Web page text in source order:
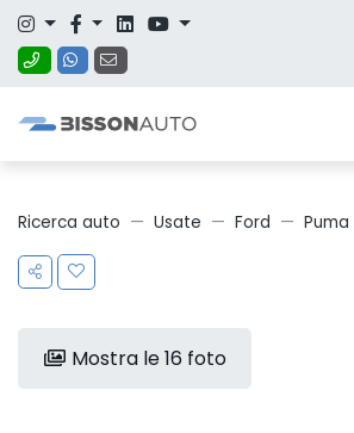
Ricerca auto Usate Ford Puma
Mostra le 16 foto